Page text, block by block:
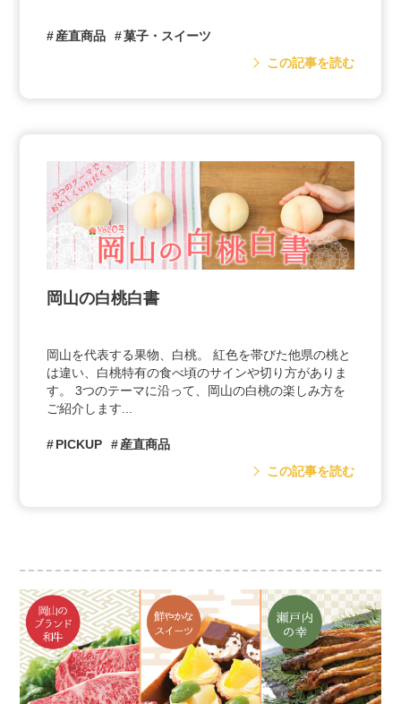
産直商品
菓子・スイーツ
この記事を読む
岡山の白桃白書
岡山を代表する果物、白桃。 紅色を帯びた他県の桃と
は違い、白桃特有の食べ頃のサインや切り方がありま
す。 3つのテーマに沿って、岡山の白桃の楽しみ方を
ご紹介します...
PICKUP
産直商品
この記事を読む